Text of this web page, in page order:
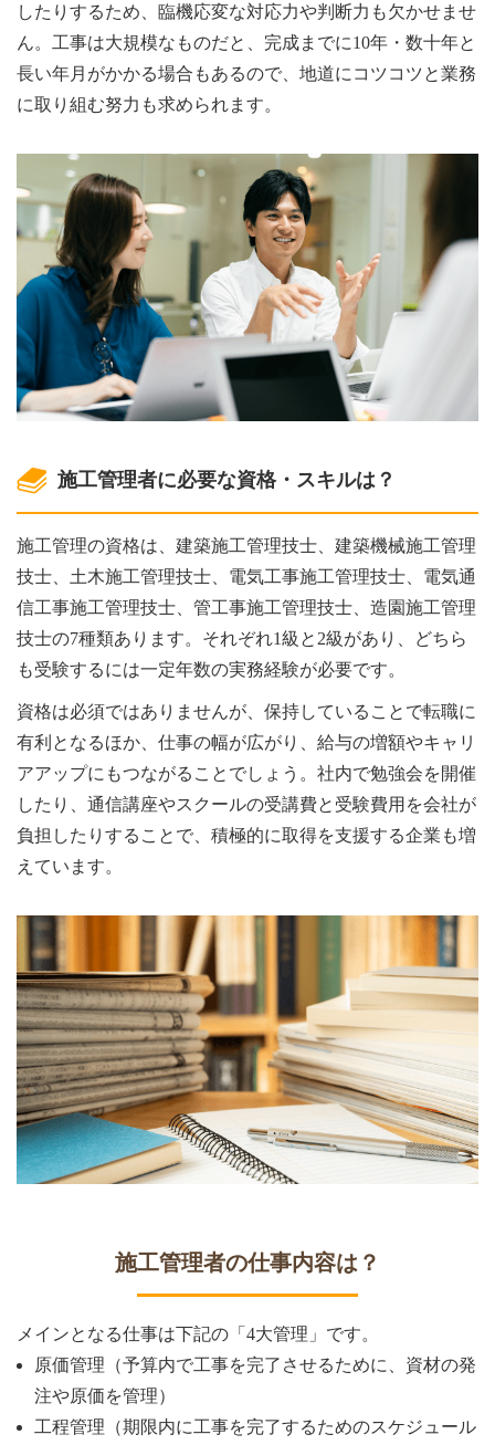
したりするため、臨機応変な対応力や判断力も欠かせませ
ん。工事は大規模なものだと、完成までに10年・数十年と
長い年月がかかる場合もあるので、地道にコツコツと業務
に取り組む努力も求められます。
施工管理者に必要な資格・スキルは？
施工管理の資格は、建築施工管理技士、建築機械施工管理
技士、土木施工管理技士、電気工事施工管理技士、電気通
信工事施工管理技士、管工事施工管理技士、造園施工管理
技士の7種類あります。それぞれ1級と2級があり、どちら
も受験するには一定年数の実務経験が必要です。
資格は必須ではありませんが、保持していることで転職に
有利となるほか、仕事の幅が広がり、給与の増額やキャリ
アアップにもつながることでしょう。社内で勉強会を開催
したり、通信講座やスクールの受講費と受験費用を会社が
負担したりすることで、積極的に取得を支援する企業も増
えています。
施工管理者の仕事内容は？
メインとなる仕事は下記の「4大管理」です。
原価管理（予算内で工事を完了させるために、資材の発
注や原価を管理）
工程管理（期限内に工事を完了するためのスケジュール